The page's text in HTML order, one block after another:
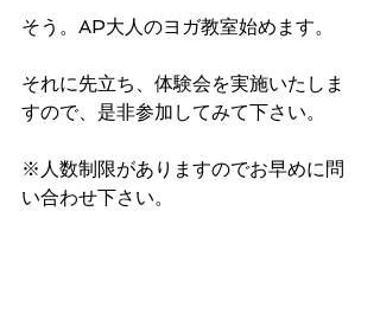
そう。AP大人のヨガ教室始めます。
それに先立ち、体験会を実施いたしま
すので、是非参加してみて下さい。
※人数制限がありますのでお早めに問
い合わせ下さい。